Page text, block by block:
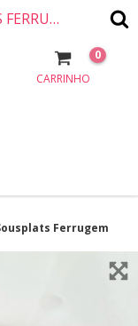
CONJUNTO 4 PEÇAS SOUSPLATS FERRUGEM
CARRINHO
0
Ferrugem